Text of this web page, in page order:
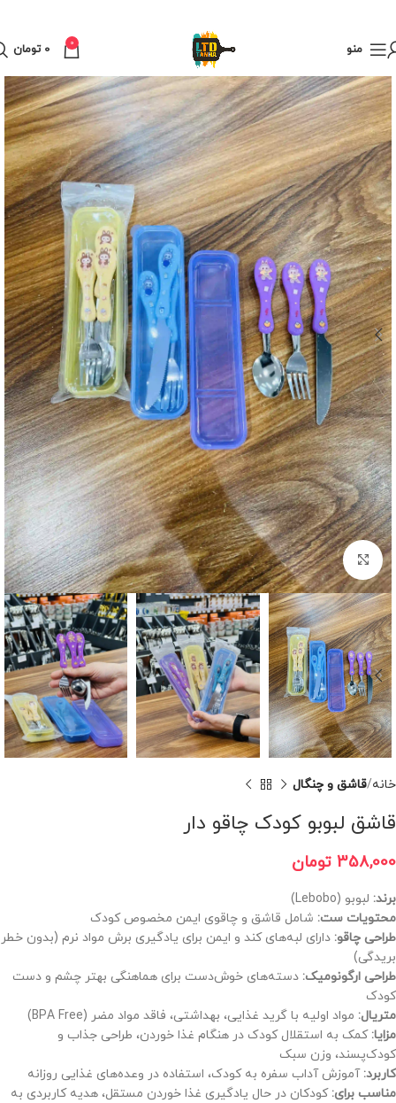
منو 0
0 تومان
برای بزرگنمایی کلیک کنید
خانه قاشق و چنگال
قاشق لبوبو کودک چاقو دار
358,000 تومان
برند: لبوبو (Lebobo)
محتویات ست: شامل قاشق و چاقوی ایمن مخصوص کودک
طراحی چاقو: دارای لبه‌های کند و ایمن برای یادگیری برش مواد نرم (بدون خطر
بریدگی)
طراحی ارگونومیک: دسته‌های خوش‌دست برای هماهنگی بهتر چشم و دست
کودک
متریال: مواد اولیه با گرید غذایی، بهداشتی، فاقد مواد مضر (BPA Free)
مزایا: کمک به استقلال کودک در هنگام غذا خوردن، طراحی جذاب و
کودک‌پسند، وزن سبک
کاربرد: آموزش آداب سفره به کودک، استفاده در وعده‌های غذایی روزانه
مناسب برای: کودکان در حال یادگیری غذا خوردن مستقل، هدیه کاربردی به